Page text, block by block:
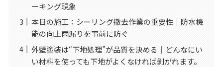
ーキング現象
本日の施工：シーリング撤去作業の重要性｜防水機
能の向上雨漏りを事前に防ぐ
外壁塗装は“下地処理”が品質を決める｜どんなにい
い材料を使っても下地がよくなければ剝がれます。